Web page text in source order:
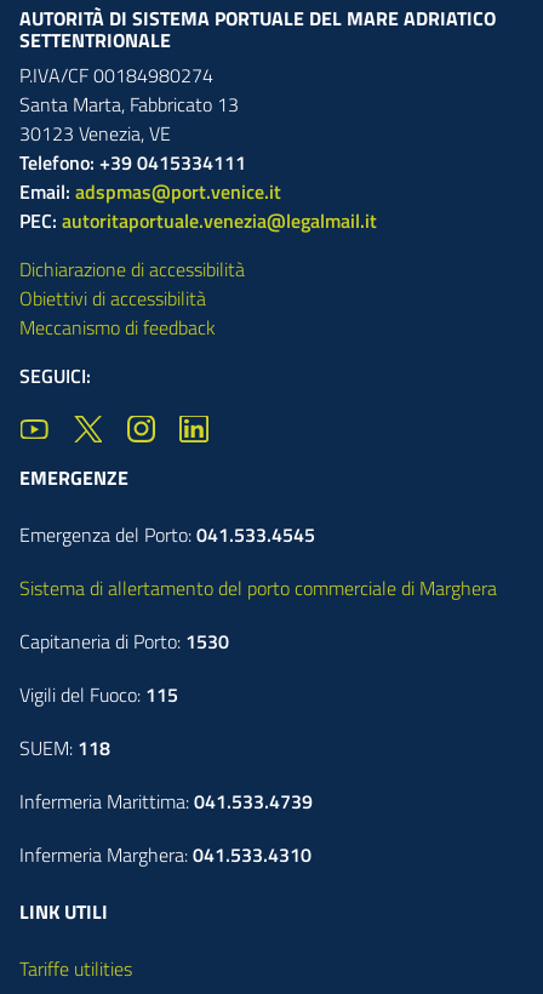
AUTORITÀ DI SISTEMA PORTUALE DEL MARE ADRIATICO
SETTENTRIONALE
P.IVA/CF 00184980274
Santa Marta, Fabbricato 13
30123 Venezia,VE
Telefono: +39 0415334111
Email: adspmas@port.venice.it
PEC: autoritaportuale.venezia@legalmail.it
Dichiarazione di accessibilità
Obiettivi di accessibilità
Meccanismo di feedback
SEGUICI:
EMERGENZE
Emergenza del Porto:041.533.4545
Sistema di allertamento del porto commerciale di Marghera
Capitaneria di Porto: 1530
Vigili del Fuoco: 115
SUEM: 118
Infermeria Marittima:041.533.4739
Infermeria Marghera:041.533.4310
LINK UTILI
Tariffe utilities